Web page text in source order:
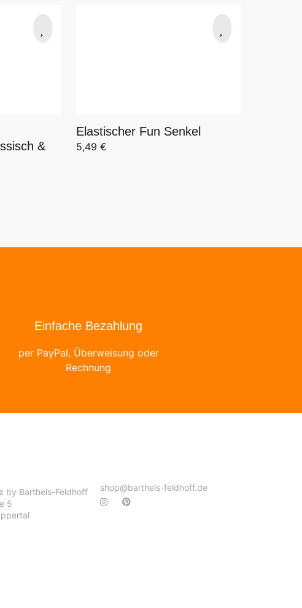
&
Elastischer Fun Senkel
5,49 €
Einfache Bezahlung
per PayPal, Überweisung oder
Rechnung
by Barthels-Feldhoff
5
shop@barthels-feldhoff.de